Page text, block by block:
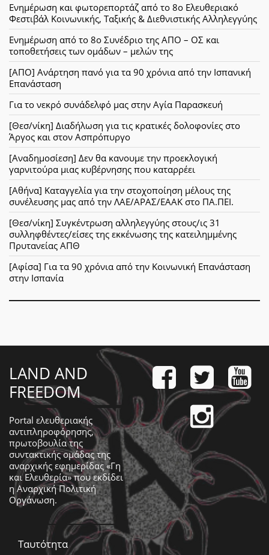
Ενημέρωση και φωτορεπορτάζ από το 8ο Ελευθεριακό
Φεστιβάλ Κοινωνικής, Ταξικής & Διεθνιστικής Αλληλεγγύης
Ενημέρωση από το 8ο Συνέδριο της ΑΠΟ – ΟΣ και
τοποθετήσεις των ομάδων – μελών της
[ΑΠΟ] Ανάρτηση πανό για τα 90 χρόνια από την Ισπανική
Επανάσταση
Για το νεκρό συνάδελφό μας στην Αγία Παρασκευή
[Θεσ/νίκη] Διαδήλωση για τις κρατικές δολοφονίες στο
Άργος και στον Ασπρόπυργο
[Αναδημοσίεση] Δεν θα κανουμε την προεκλογική
γαρνιτούρα μιας κυβέρνησης που καταρρέει
[Αθήνα] Καταγγελία για την στοχοποίηση μέλους της
συνέλευσης μας από την ΛΑΕ/ΑΡΑΣ/ΕΑΑΚ στο ΠΑ.ΠΕΙ.
[Θεσ/νίκη] Συγκέντρωση αλληλεγγύης στους/ις 31
συλληφθέντες/είσες της εκκένωσης της κατειλημμένης
Πρυτανείας ΑΠΘ
[Αφίσα] Για τα 90 χρόνια από την Κοινωνική Επανάσταση
στην Ισπανία
LAND AND
FREEDOM
Portal ελευθεριακής
αντιπληροφόρησης,
πρωτοβουλία της
συντακτικής ομάδας της
αναρχικής εφημερίδας «Γη
και Ελευθερία» που εκδίδει
ηΑναρχική Πολιτική
Οργάνωση.
Ταυτότητα